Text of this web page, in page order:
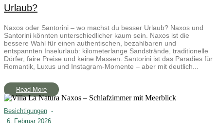
Urlaub?
Naxos oder Santorini – wo machst du besser Urlaub? Naxos und
Santorini könnten unterschiedlicher kaum sein. Naxos ist die
bessere Wahl für einen authentischen, bezahlbaren und
entspannten Inselurlaub: kilometerlange Sandstrände, traditionelle
Dörfer, faire Preise und keine Massen. Santorini ist das Paradies für
Romantik, Luxus und Instagram-Momente – aber mit deutlich...
Read More
Besichtigungen -
6. Februar 2026